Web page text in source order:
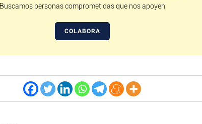
Buscamos personas comprometidas que nos apoyen
COLABORA